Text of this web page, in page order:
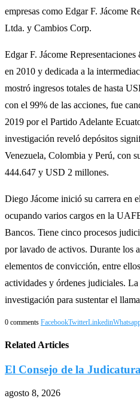
empresas como Edgar F. Jácome
Ltda. y Cambios Corp.
Edgar F. Jácome
en 2010 y dedicada a la
mostró ingresos totales de hasta
con el 99% de las acciones, fue
2019 por el Partido Adelante
investigación reveló depósitos
Venezuela, Colombia y Perú, con
444.647 y USD 2 millones.
Diego Jácome inició su carrera en
ocupando varios cargos en la
Bancos. Tiene cinco procesos
por lavado de activos. Durante los
elementos de convicción, entre
actividades y órdenes judiciales.
investigación para sustentar el
0 comments FacebookTwitterLinkedin
Related Articles
El Consejo de la
agosto 8, 2026